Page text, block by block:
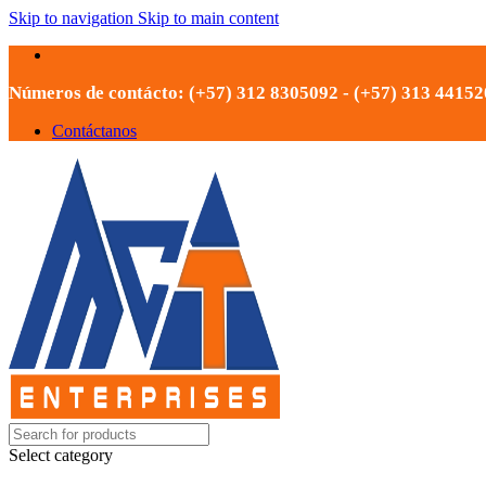
Skip to navigation Skip to main content
Números de contácto: (+57) 312 8305092 - (+57) 313
Contáctanos
Select category